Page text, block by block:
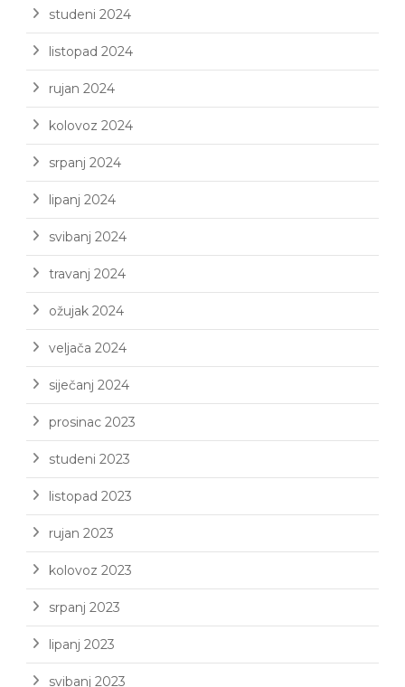
studeni 2024
listopad 2024
rujan 2024
kolovoz 2024
srpanj 2024
lipanj 2024
svibanj 2024
travanj 2024
ožujak 2024
veljača 2024
siječanj 2024
prosinac 2023
studeni 2023
listopad 2023
rujan 2023
kolovoz 2023
srpanj 2023
lipanj 2023
svibanj 2023